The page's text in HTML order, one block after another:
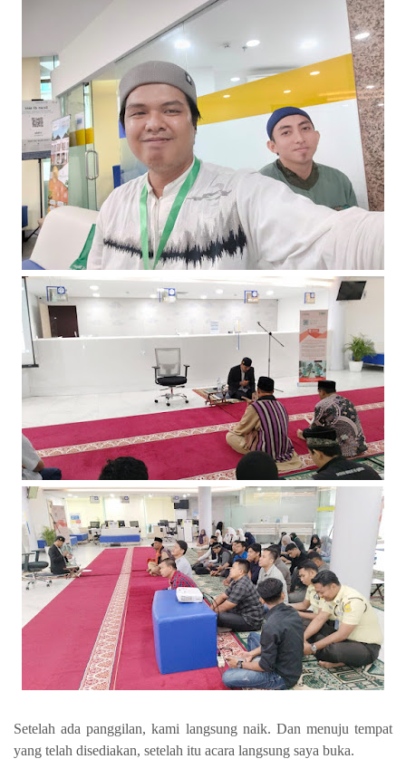
Setelah ada panggilan, kami langsung naik. Dan menuju tempat
yang telah disediakan, setelah itu acara langsung saya buka.